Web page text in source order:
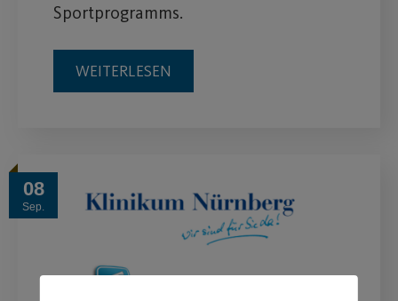
Sportprogramms.
WEITERLESEN
08
Sep.